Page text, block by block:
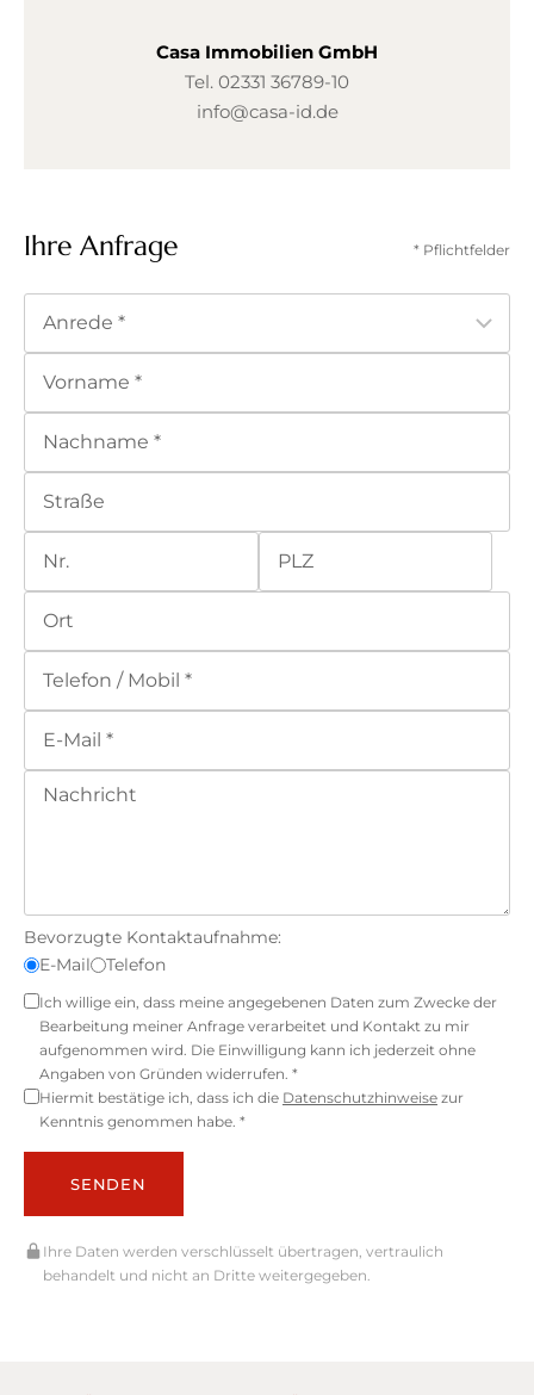
Ihre Anfrage * Pflichtfelder
Bevorzugte Kontaktaufnahme:
E-Mail
Telefon
Ich willige ein, dass meine angegebenen Daten zum Zwecke der
Bearbeitung meiner Anfrage verarbeitet und Kontakt zu mir
aufgenommen wird. Die Einwilligung kann ich jederzeit ohne
Angaben von Gründen widerrufen. *
Hiermit bestätige ich, dass ich die Datenschutzhinweise zur
Kenntnis genommen habe. *
SENDEN
Ihre Daten werden verschlüsselt übertragen, vertraulich
behandelt und nicht an Dritte weitergegeben.
Casa Immobilien GmbH
Tel. 02331 36789-10
info@casa-id.de